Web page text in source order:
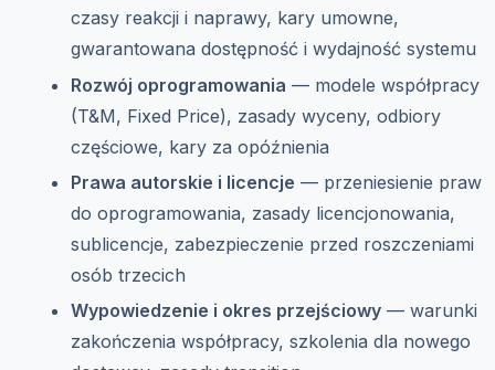
czasy reakcji i naprawy, kary umowne,
gwarantowana dostępność i wydajność systemu
Rozwój oprogramowania — modele współpracy
(T&M, Fixed Price), zasady wyceny, odbiory
częściowe, kary za opóźnienia
Prawa autorskie i licencje — przeniesienie praw
do oprogramowania, zasady licencjonowania,
sublicencje, zabezpieczenie przed roszczeniami
osób trzecich
Wypowiedzenie i okres przejściowy — warunki
zakończenia współpracy, szkolenia dla nowego